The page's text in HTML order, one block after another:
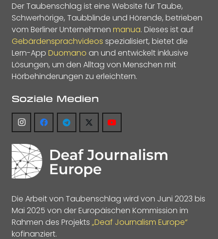
Der Taubenschlag ist eine Website für Taube,
Schwerhörige, Taubblinde und Hörende, betrieben
vom Berliner Unternehmen manua. Dieses ist auf
Gebärdensprachvideos spezialisiert, bietet die
Lern-App Duomano an und entwickelt inklusive
Lösungen, um den Alltag von Menschen mit
Hörbehinderungen zu erleichtern.
Soziale Medien
Die Arbeit von Taubenschlag wird von Juni 2023 bis
Mai 2025 von der Europäischen Kommission im
Rahmen des Projekts „Deaf Journalism Europe“
kofinanziert.